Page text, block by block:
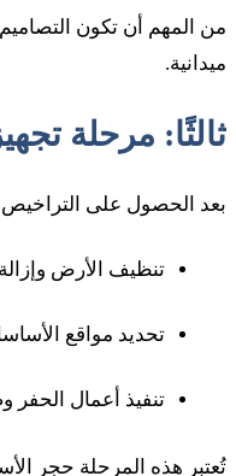
من المهم أن تكون
ميدانية.
ثالثًا: مرحلة
بعد الحصول على التراخيص
تنظيف الأرض
تحديد مواقع
تنفيذ أعمال الحفر
تُعتبر هذه المرحلة حجر